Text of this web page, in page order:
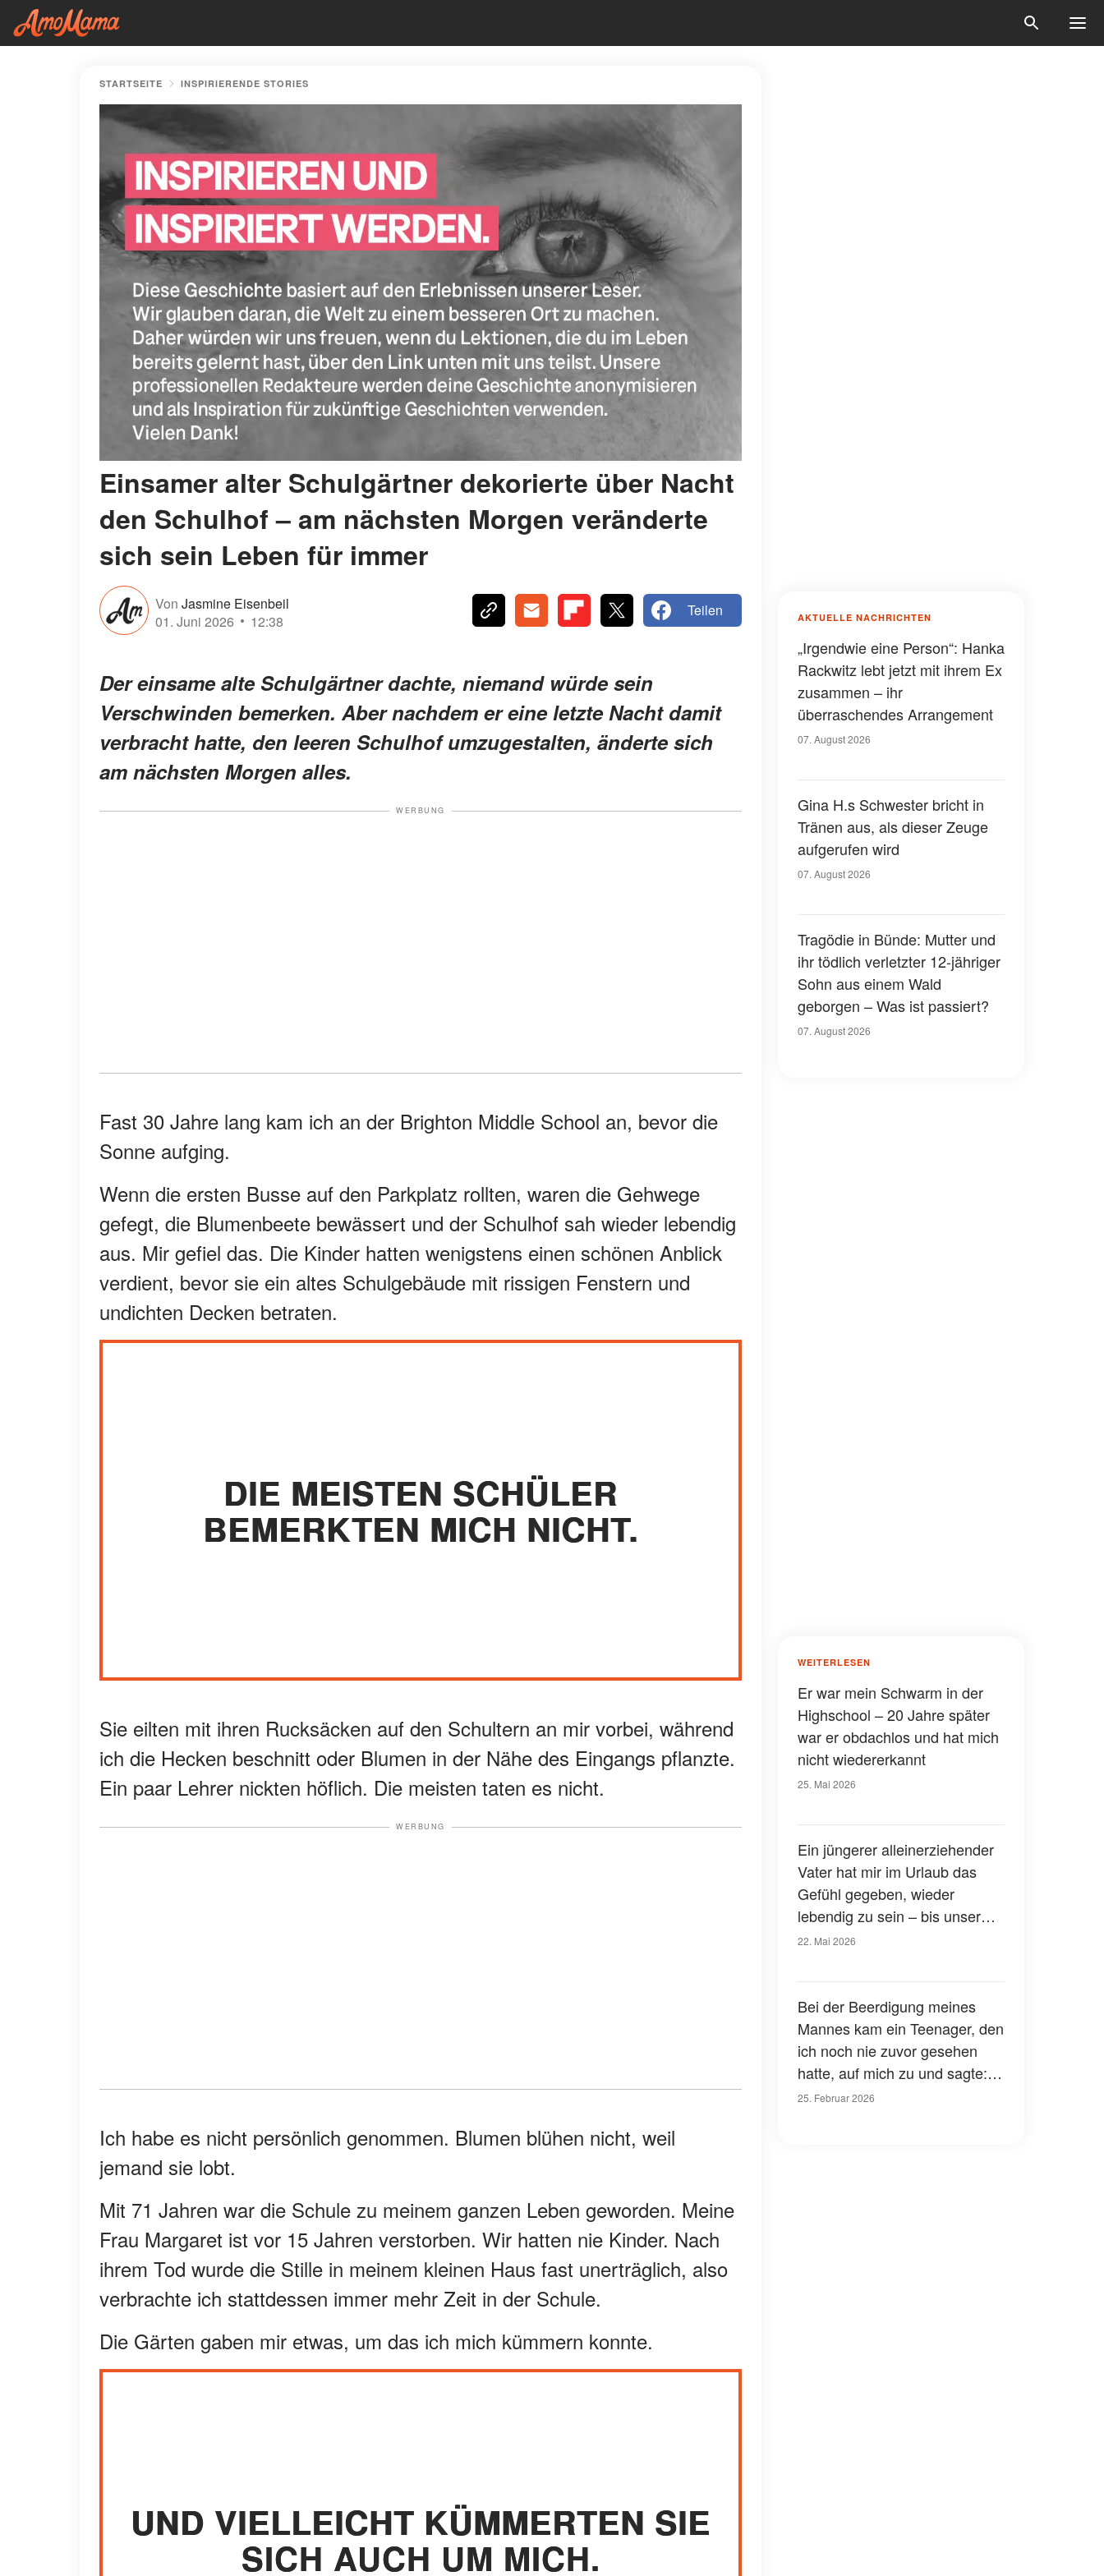
STARTSEITE INSPIRIERENDE STORIES
Einsamer alter Schulgärtner dekorierte über Nacht
den Schulhof – am nächsten Morgen veränderte
sich sein Leben für immer
Von Jasmine Eisenbeil
01. Juni 2026
12:38
Teilen
Der einsame alte Schulgärtner dachte, niemand würde sein
Verschwinden bemerken. Aber nachdem er eine letzte Nacht damit
verbracht hatte, den leeren Schulhof umzugestalten, änderte sich
am nächsten Morgen alles.
WERBUNG
Fast 30 Jahre lang kam ich an der Brighton Middle School an, bevor die
Sonne aufging.
Wenn die ersten Busse auf den Parkplatz rollten, waren die Gehwege
gefegt, die Blumenbeete bewässert und der Schulhof sah wieder lebendig
aus. Mir gefiel das. Die Kinder hatten wenigstens einen schönen Anblick
verdient, bevor sie ein altes Schulgebäude mit rissigen Fenstern und
undichten Decken betraten.
DIE MEISTEN SCHÜLER
BEMERKTEN MICH NICHT.
Sie eilten mit ihren Rucksäcken auf den Schultern an mir vorbei, während
ich die Hecken beschnitt oder Blumen in der Nähe des Eingangs pflanzte.
Ein paar Lehrer nickten höflich. Die meisten taten es nicht.
WERBUNG
Ich habe es nicht persönlich genommen. Blumen blühen nicht, weil
jemand sie lobt.
Mit 71 Jahren war die Schule zu meinem ganzen Leben geworden. Meine
Frau Margaret ist vor 15 Jahren verstorben. Wir hatten nie Kinder. Nach
ihrem Tod wurde die Stille in meinem kleinen Haus fast unerträglich, also
verbrachte ich stattdessen immer mehr Zeit in der Schule.
Die Gärten gaben mir etwas, um das ich mich kümmern konnte.
UND VIELLEICHT KÜMMERTEN SIE
SICH AUCH UM MICH.
AKTUELLE NACHRICHTEN
„Irgendwie eine Person“: Hanka
Rackwitz lebt jetzt mit ihrem Ex
zusammen – ihr
überraschendes Arrangement
07. August 2026
Gina H.s Schwester bricht in
Tränen aus, als dieser Zeuge
aufgerufen wird
07. August 2026
Tragödie in Bünde: Mutter und
ihr tödlich verletzter 12-jähriger
Sohn aus einem Wald
geborgen – Was ist passiert?
07. August 2026
WEITERLESEN
Er war mein Schwarm in der
Highschool – 20 Jahre später
war er obdachlos und hat mich
nicht wiedererkannt
25. Mai 2026
Ein jüngerer alleinerziehender
Vater hat mir im Urlaub das
Gefühl gegeben, wieder
lebendig zu sein – bis unser
perfektes Abendessen in einer
22. Mai 2026
Bei der Beerdigung meines
Mannes kam ein Teenager, den
ich noch nie zuvor gesehen
hatte, auf mich zu und sagte:
"Er hat versprochen, dass du
25. Februar 2026